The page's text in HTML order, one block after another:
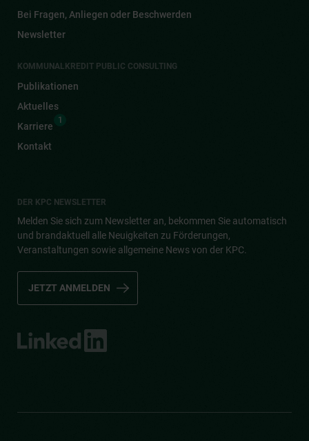
Bei Fragen, Anliegen oder Beschwerden
Newsletter
KOMMUNALKREDIT PUBLIC CONSULTING
Publikationen
Aktuelles
Karriere
1
Kontakt
DER KPC NEWSLETTER
Melden Sie sich zum Newsletter an, bekommen Sie automatisch
und brandaktuell alle Neuigkeiten zu Förderungen,
Veranstaltungen sowie allgemeine News von der KPC.
JETZT ANMELDEN